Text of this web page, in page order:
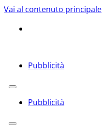
Vai al contenuto principale
Pubblicità
Pubblicità